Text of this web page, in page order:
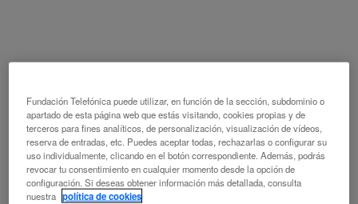
FUTURO DEL TRABAJO
TELOS
ARTE DIGITAL CONTRATO SOCIAL DERECHO
LABORAL DESIGUALDAD SOCIALEMPLEOEMPRESA
ESCENARIOS DE FUTUROFORMACIÓNINNOVACIÓN
EMPRESARIALINTELIGENCIA ARTIFICIAL LIDERAZGO
MOVILIDAD LABORAL TALENTO TELETRABAJOTRABAJADOR
Fundación Telefónica puede utilizar, en función de la sección, subdominio o
apartado de esta página web que estás visitando, cookies propias y de
terceros para fines analíticos, de personalización, visualización de vídeos,
reserva de entradas, etc. Puedes aceptar todas, rechazarlas o configurar su
uso individualmente, clicando en el botón correspondiente. Además, podrás
revocar tu consentimiento en cualquier momento desde la opción de
configuración. Si deseas obtener información más detallada, consulta
nuestra política de cookies